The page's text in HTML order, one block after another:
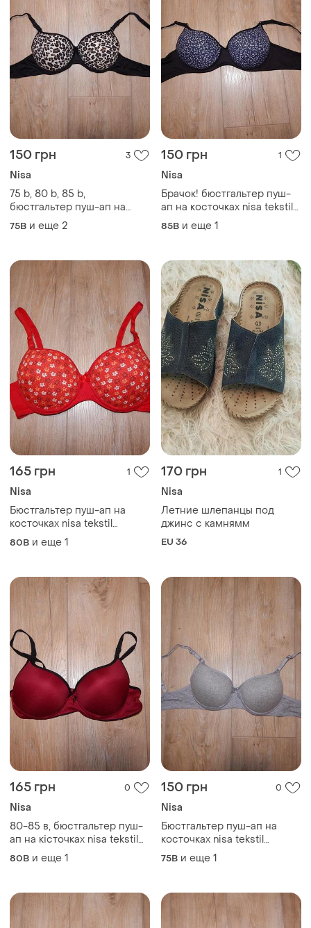
150 грн 3
Nisa
75 b, 80 b, 85 b,
бюстгальтер пуш-ап на
косточках nisa tekstil
туречица
75B и еще 2
150 грн 1
Nisa
Брачок! бюстгальтер пуш-
ап на косточках nisa tekstil
туреченица
85B и еще 1
165 грн 1
Nisa
Бюстгальтер пуш-ап на
косточках nisa tekstil
туреченица
80B и еще 1
170 грн 1
Nisa
Летние шлепанцы под
джинс с камнямм
EU 36
165 грн 0
Nisa
80-85 в, бюстгальтер пуш-
ап на кісточках nisa tekstil
туреччина
80B и еще 1
150 грн 0
Nisa
Бюстгальтер пуш-ап на
косточках nisa tekstil
туреченица
75B и еще 1